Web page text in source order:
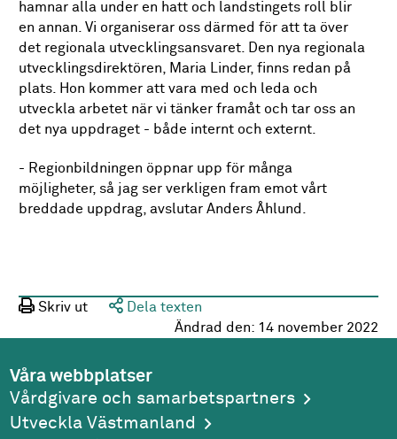
hamnar alla under en hatt och landstingets roll blir
en annan. Vi organiserar oss därmed för att ta över
det regionala utvecklingsansvaret. Den nya regionala
utvecklingsdirektören, Maria Linder, finns redan på
plats. Hon kommer att vara med och leda och
utveckla arbetet när vi tänker framåt och tar oss an
det nya uppdraget - både internt och externt.
- Regionbildningen öppnar upp för många
möjligheter, så jag ser verkligen fram emot vårt
breddade uppdrag, avslutar Anders Åhlund.
Skriv ut
Dela texten
Ändrad den: 14 november 2022
Våra webbplatser
Vårdgivare och samarbetspartners
Utveckla Västmanland